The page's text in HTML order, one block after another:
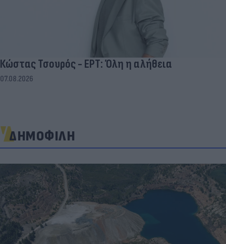
Κώστας Τσουρός - ΕΡΤ: Όλη η αλήθεια
07.08.2026
ΔΗΜΟΦΙΛΗ